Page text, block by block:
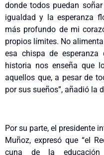
donde todos puedan
igualdad y la esperanza
más profundo de mi
propios límites. No
esa chispa de
historia nos enseña que
aquellos que, a pesar de
por sus sueños”, añadió la
Por su parte, el presidente
Muñoz, expresó que “el
cuna de la